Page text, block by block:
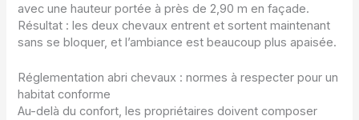
avec une hauteur portée à près de 2,90 m en façade.
Résultat : les deux chevaux entrent et sortent maintenant
sans se bloquer, et l’ambiance est beaucoup plus apaisée.
Réglementation abri chevaux : normes à respecter pour un
habitat conforme
Au-delà du confort, les propriétaires doivent composer